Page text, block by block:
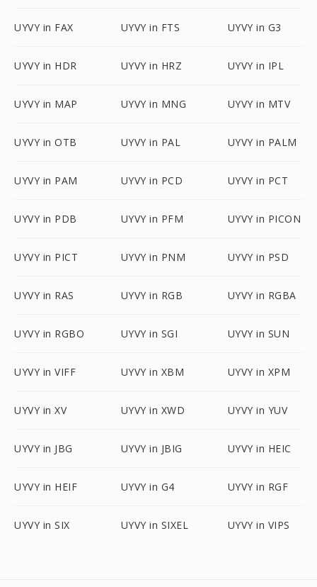
UYVY in FAX UYVY in FTS UYVY in G3
UYVY in HDR UYVY in HRZ UYVY in IPL
UYVY in MAP UYVY in MNG UYVY in MTV
UYVY in OTB UYVY in PAL UYVY in PALM
UYVY in PAM UYVY in PCD UYVY in PCT
UYVY in PDB UYVY in PFM UYVY in PICON
UYVY in PICT UYVY in PNM UYVY in PSD
UYVY in RAS UYVY in RGB UYVY in RGBA
UYVY in RGBO UYVY in SGI UYVY in SUN
UYVY in VIFF UYVY in XBM UYVY in XPM
UYVY in XV UYVY in XWD UYVY in YUV
UYVY in JBG UYVY in JBIG UYVY in HEIC
UYVY in HEIF UYVY in G4 UYVY in RGF
UYVY in SIX UYVY in SIXEL UYVY in VIPS